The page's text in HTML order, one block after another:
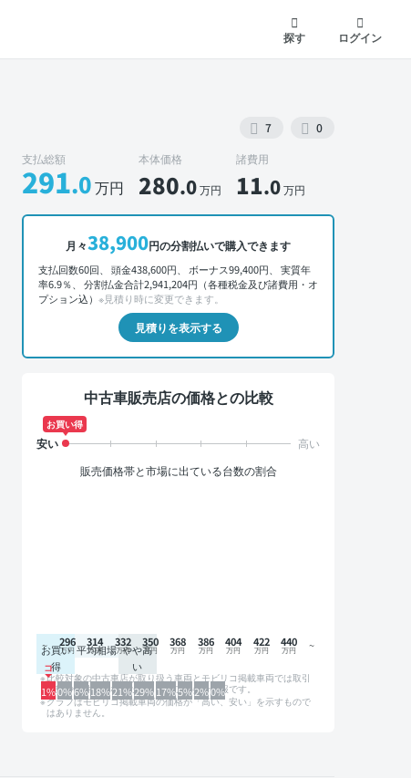
探す
ログイン
7 0
支払総額
291.0万円
本体価格
280.0万円
諸費用
11.0万円
月々38,900円の分割払いで購入できます
支払回数60回、 頭金438,600円、 ボーナス99,400円、 実質年
率6.9％、 分割払金合計2,941,204円（各種税金及び諸費用・オ
プション込） ※見積り時に変更できます。
見積りを表示する
中古車販売店の価格との比較
お買い得
販売価格帯と市場に出ている台数の割合
お買い
得
平均相場 やや高
い
1%0%6%18%21%29%17%5%2%0%
296 314 332 350 368 386 404 422 440
比較対象の中古車店が取り扱う車両とモビリコ掲載車両では取引
形態や条件が異なるため、グラフは参考情報です。
グラフはモビリコ掲載車両の価格が「高い、安い」を示すもので
はありません。